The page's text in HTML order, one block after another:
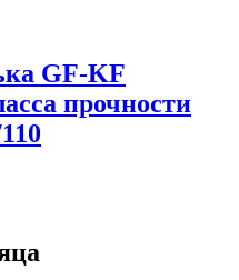
GF-KF
прочности